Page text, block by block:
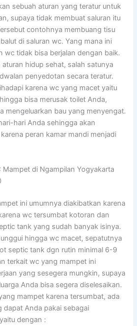
sebuah aturan yang teratur untuk
supaya tidak membuat saluran itu
contohnya membuang tisu
di saluran wc. Yang mana ini
wc tidak bisa berjalan dengan baik.
hidup sehat, salah satunya
penyedotan secara teratur.
karena wc yang macet yaitu
bisa merusak toilet Anda,
mengeluarkan bau yang menyengat.
hari Anda sehingga akan
peran kamar mandi menjadi
Mampet di Ngampilan Yogyakarta
ini umumnya diakibatkan karena
wc tersumbat kotoran dan
tank yang sudah banyak isinya.
hingga wc macet, sepatutnya
septic tank dgn rutin minimal 6-9
terkait wc yang mampet ini
yang sesegera mungkin, supaya
Anda bisa segera diselesaikan.
mampet karena tersumbat, ada
dapat Anda pakai sebagai
dengan :